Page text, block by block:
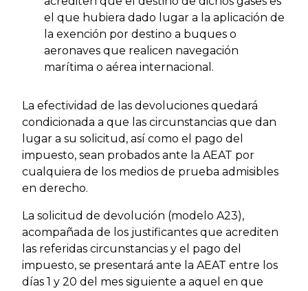
el que hubiera dado lugar a la aplicación de
la exención por destino a buques o
aeronaves que realicen navegación
marítima o aérea internacional.
La efectividad de las devoluciones quedará
condicionada a que las circunstancias que dan
lugar a su solicitud, así como el pago del
impuesto, sean probados ante la AEAT por
cualquiera de los medios de prueba admisibles
en derecho.
La solicitud de devolución (modelo A23),
acompañada de los justificantes que acrediten
las referidas circunstancias y el pago del
impuesto, se presentará ante la AEAT entre los
días 1 y 20 del mes siguiente a aquel en que